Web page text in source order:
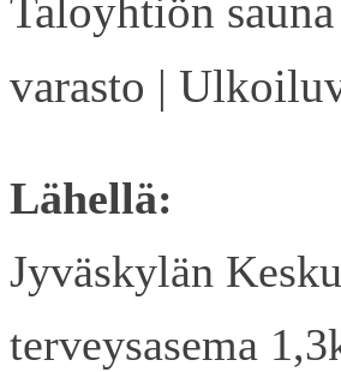
Taloyhtiön
varasto |
Lähellä:
Jyväskylän
terveysasema